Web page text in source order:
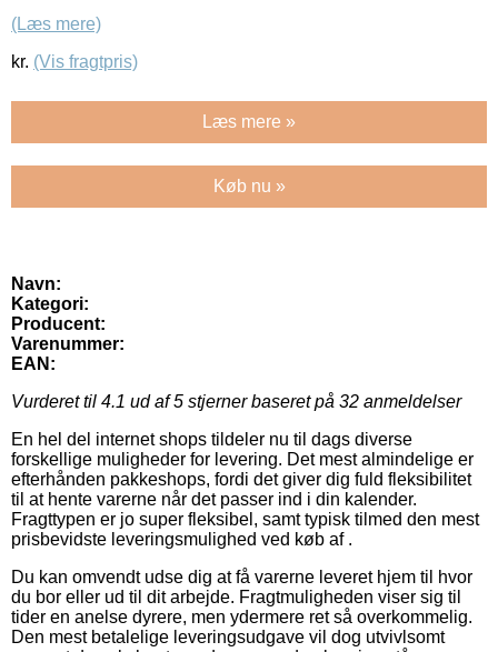
(Læs mere)
kr. (Vis fragtpris)
Læs mere »
Køb nu »
Navn:
Kategori:
Producent:
Varenummer:
EAN:
Vurderet til 4.1 ud af 5 stjerner baseret på 32 anmeldelser
En hel del internet shops tildeler nu til dags diverse
forskellige muligheder for levering. Det mest almindelige er
efterhånden pakkeshops, fordi det giver dig fuld fleksibilitet
til at hente varerne når det passer ind i din kalender.
Fragttypen er jo super fleksibel, samt typisk tilmed den mest
prisbevidste leveringsmulighed ved køb af .
Du kan omvendt udse dig at få varerne leveret hjem til hvor
du bor eller ud til dit arbejde. Fragtmuligheden viser sig til
tider en anelse dyrere, men ydermere ret så overkommelig.
Den mest betalelige leveringsudgave vil dog utvivlsomt